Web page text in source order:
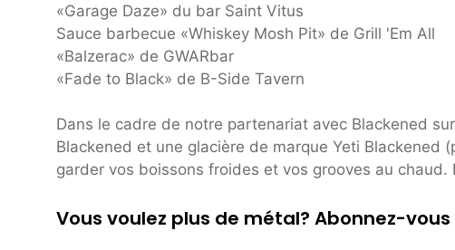
«Garage Daze» du bar Saint Vitus
Sauce barbecue «Whiskey Mosh Pit» de Grill 'Em All
«Balzerac» de GWARbar
«Fade to Black» de B-Side Tavern
Dans le cadre de notre partenariat avec Blackened
Blackened et une glacière de marque Yeti
garder vos boissons froides et vos grooves au
Vous voulez plus de métal? Abonnez-